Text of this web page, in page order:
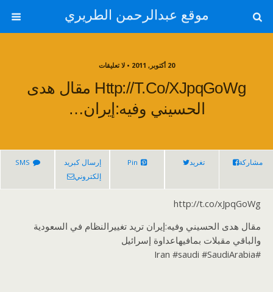
موقع عبدالرحمن الطريري
20 أكتوبر, 2011 • لا تعليقات
Http://t.co/xJpqGoWg مقال هدى
الحسيني وفيه:إيران…
مشاركة تغريد Pin
إرسال كبريد
إلكتروني
SMS
http://t.co/xJpqGoWg
مقال هدى الحسيني وفيه:إيران تريد تغييرالنظام في السعودية
والباقي مقبلات بمافيهاعداوة إسرائيل
#Iran #saudi #SaudiArabia